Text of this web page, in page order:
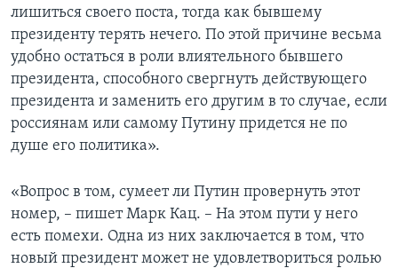
лишиться своего поста, тогда как бывшему
президенту терять нечего. По этой причине весьма
удобно остаться в роли влиятельного бывшего
президента, способного свергнуть действующего
президента и заменить его другим в то случае, если
россиянам или самому Путину придется не по
душе его политика».
«Вопрос в том, сумеет ли Путин провернуть этот
номер, – пишет Марк Кац. – На этом пути у него
есть помехи. Одна из них заключается в том, что
новый президент может не удовлетвориться ролью